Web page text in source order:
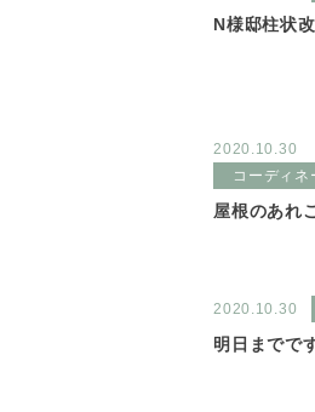
N様邸柱状
2020.10.30
コーディネ
屋根のあれ
2020.10.30
明日までで